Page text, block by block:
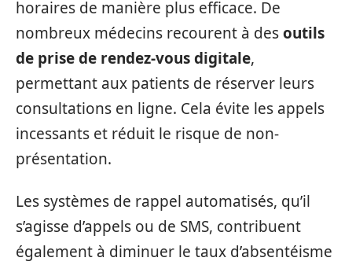
horaires de manière plus efficace. De
nombreux médecins recourent à desoutils
de prise de rendez-vous digitale,
permettant aux patients de réserver leurs
consultations en ligne. Cela évite les appels
incessants et réduit le risque de non-
présentation.
Les systèmes de rappel automatisés, qu’il
s’agisse d’appels ou de SMS, contribuent
également à diminuer le taux d’absentéisme